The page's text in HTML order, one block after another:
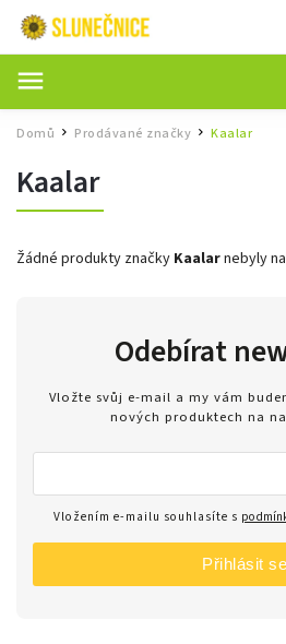
Domů / Prodávané značky / Kaalar
Kaalar
Žádné produkty značky Kaalarnebyly
Odebírat
Vložte svůj e-mail a my vám
nových produktech na
Vložením e-mailu souhlasíte s
Přihlásit se